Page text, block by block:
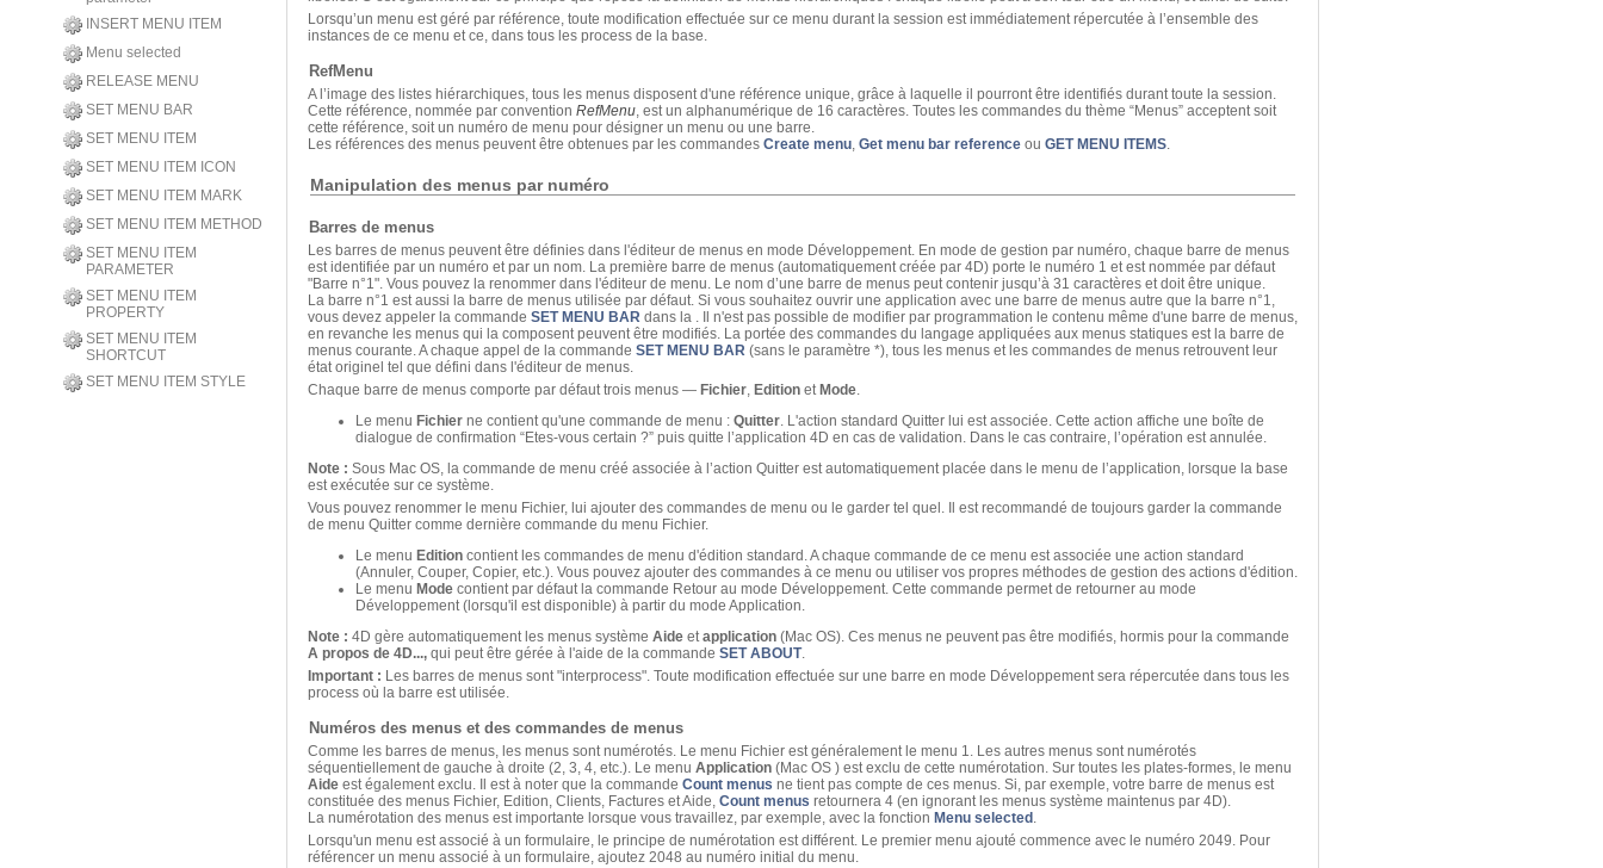
INSERT MENU ITEM
Menu selected
RELEASE MENU
SET MENU BAR
SET MENU ITEM
SET MENU ITEM ICON
SET MENU ITEM MARK
SET MENU ITEM METHOD
SET MENU ITEM
PARAMETER
SET MENU ITEM
PROPERTY
SET MENU ITEM
SHORTCUT
SET MENU ITEM STYLE
Lorsqu’un menu est géré par référence, toute modification effectuée sur ce menu durant la session est immédiatement répercutée à l’ensemble des
instances de ce menu et ce, dans tous les process de la base.
RefMenu
A l’image des listes hiérarchiques, tous les menus disposent d'une référence unique, grâce à laquelle il pourront être identifiés durant toute la session.
Cette référence, nommée par convention RefMenu, est un alphanumérique de 16 caractères. Toutes les commandes du thème “Menus” acceptent soit
cette référence, soit un numéro de menu pour désigner un menu ou une barre.
Les références des menus peuvent être obtenues par les commandes Create menu, Get menu bar reference ou GET MENU ITEMS.
Manipulation des menus par numéro
Barres de menus
Les barres de menus peuvent être définies dans l'éditeur de menus en mode Développement. En mode de gestion par numéro, chaque barre de menus
est identifiée par un numéro et par un nom. La première barre de menus (automatiquement créée par 4D) porte le numéro 1 et est nommée par défaut
"Barre n°1". Vous pouvez la renommer dans l'éditeur de menu. Le nom d’une barre de menus peut contenir jusqu’à 31 caractères et doit être unique.
La barre n°1 est aussi la barre de menus utilisée par défaut. Si vous souhaitez ouvrir une application avec une barre de menus autre que la barre n°1,
vous devez appeler la commande SET MENU BAR dans la . Il n'est pas possible de modifier par programmation le contenu même d'une barre de menus,
en revanche les menus qui la composent peuvent être modifiés. La portée des commandes du langage appliquées aux menus statiques est la barre de
menus courante. A chaque appel de la commande SET MENU BAR (sans le paramètre *), tous les menus et les commandes de menus retrouvent leur
état originel tel que défini dans l'éditeur de menus.
Chaque barre de menus comporte par défaut trois menus — Fichier, Edition et Mode.
Le menu Fichier ne contient qu'une commande de menu : Quitter. L'action standard Quitter lui est associée. Cette action affiche une boîte de
dialogue de confirmation “Etes-vous certain ?” puis quitte l’application 4D en cas de validation. Dans le cas contraire, l’opération est annulée.
Note : Sous Mac OS, la commande de menu créé associée à l’action Quitter est automatiquement placée dans le menu de l’application, lorsque la base
est exécutée sur ce système.
Vous pouvez renommer le menu Fichier, lui ajouter des commandes de menu ou le garder tel quel. Il est recommandé de toujours garder la commande
de menu Quitter comme dernière commande du menu Fichier.
Le menu Edition contient les commandes de menu d'édition standard. A chaque commande de ce menu est associée une action standard
(Annuler, Couper, Copier, etc.). Vous pouvez ajouter des commandes à ce menu ou utiliser vos propres méthodes de gestion des actions d'édition.
Le menu Mode contient par défaut la commande Retour au mode Développement. Cette commande permet de retourner au mode
Développement (lorsqu'il est disponible) à partir du mode Application.
Note : 4D gère automatiquement les menus système Aide etapplication (Mac OS). Ces menus ne peuvent pas être modifiés, hormis pour la commande
A propos de 4D..., qui peut être gérée à l'aide de la commande SET ABOUT.
Important : Les barres de menus sont "interprocess". Toute modification effectuée sur une barre en mode Développement sera répercutée dans tous les
process où la barre est utilisée.
Numéros des menus et des commandes de menus
Comme les barres de menus, les menus sont numérotés. Le menu Fichier est généralement le menu 1. Les autres menus sont numérotés
séquentiellement de gauche à droite (2, 3, 4, etc.). Le menu Application (Mac OS ) est exclu de cette numérotation. Sur toutes les plates-formes, le menu
Aide est également exclu. Il est à noter que la commande Count menus ne tient pas compte de ces menus. Si, par exemple, votre barre de menus est
constituée des menus Fichier, Edition, Clients, Factures et Aide, Count menus retournera 4 (en ignorant les menus système maintenus par 4D).
La numérotation des menus est importante lorsque vous travaillez, par exemple, avec la fonction Menu selected .
Lorsqu'un menu est associé à un formulaire, le principe de numérotation est différent. Le premier menu ajouté commence avec le numéro 2049. Pour
référencer un menu associé à un formulaire, ajoutez 2048 au numéro initial du menu.